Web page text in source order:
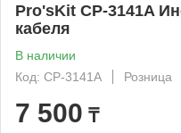
Pro'sKit CP-3141A
кабеля
В наличии
Код: CP-3141A
Розница
7 500 ₸